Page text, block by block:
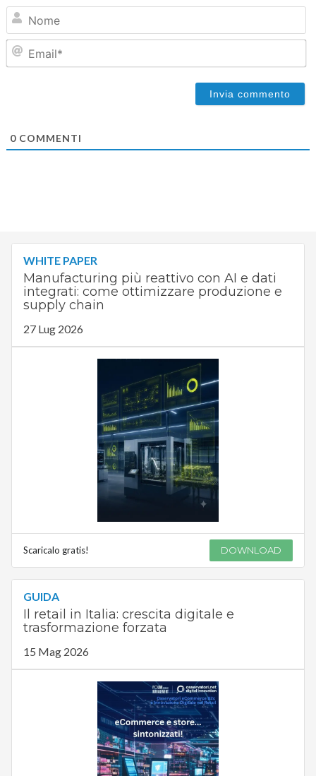
0COMMENTI
WHITE PAPER
Manufacturing più reattivo con AI e dati
integrati: come ottimizzare produzione e
supply chain
27 Lug 2026
Scaricalo gratis! DOWNLOAD
GUIDA
Il retail in Italia: crescita digitale e
trasformazione forzata
15 Mag 2026